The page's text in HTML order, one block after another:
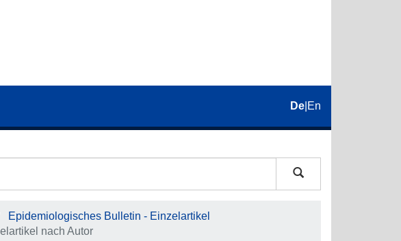
De En
Epidemiologisches Bulletin - Einzelartikel
nach Autor